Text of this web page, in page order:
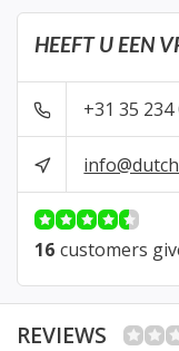
HEEFT U EEN
+31 35 234
16 customers
REVIEWS